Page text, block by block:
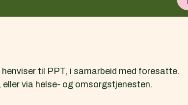
til PPT, i samarbeid med foresatte.
eller via helse- og omsorgstjenesten.